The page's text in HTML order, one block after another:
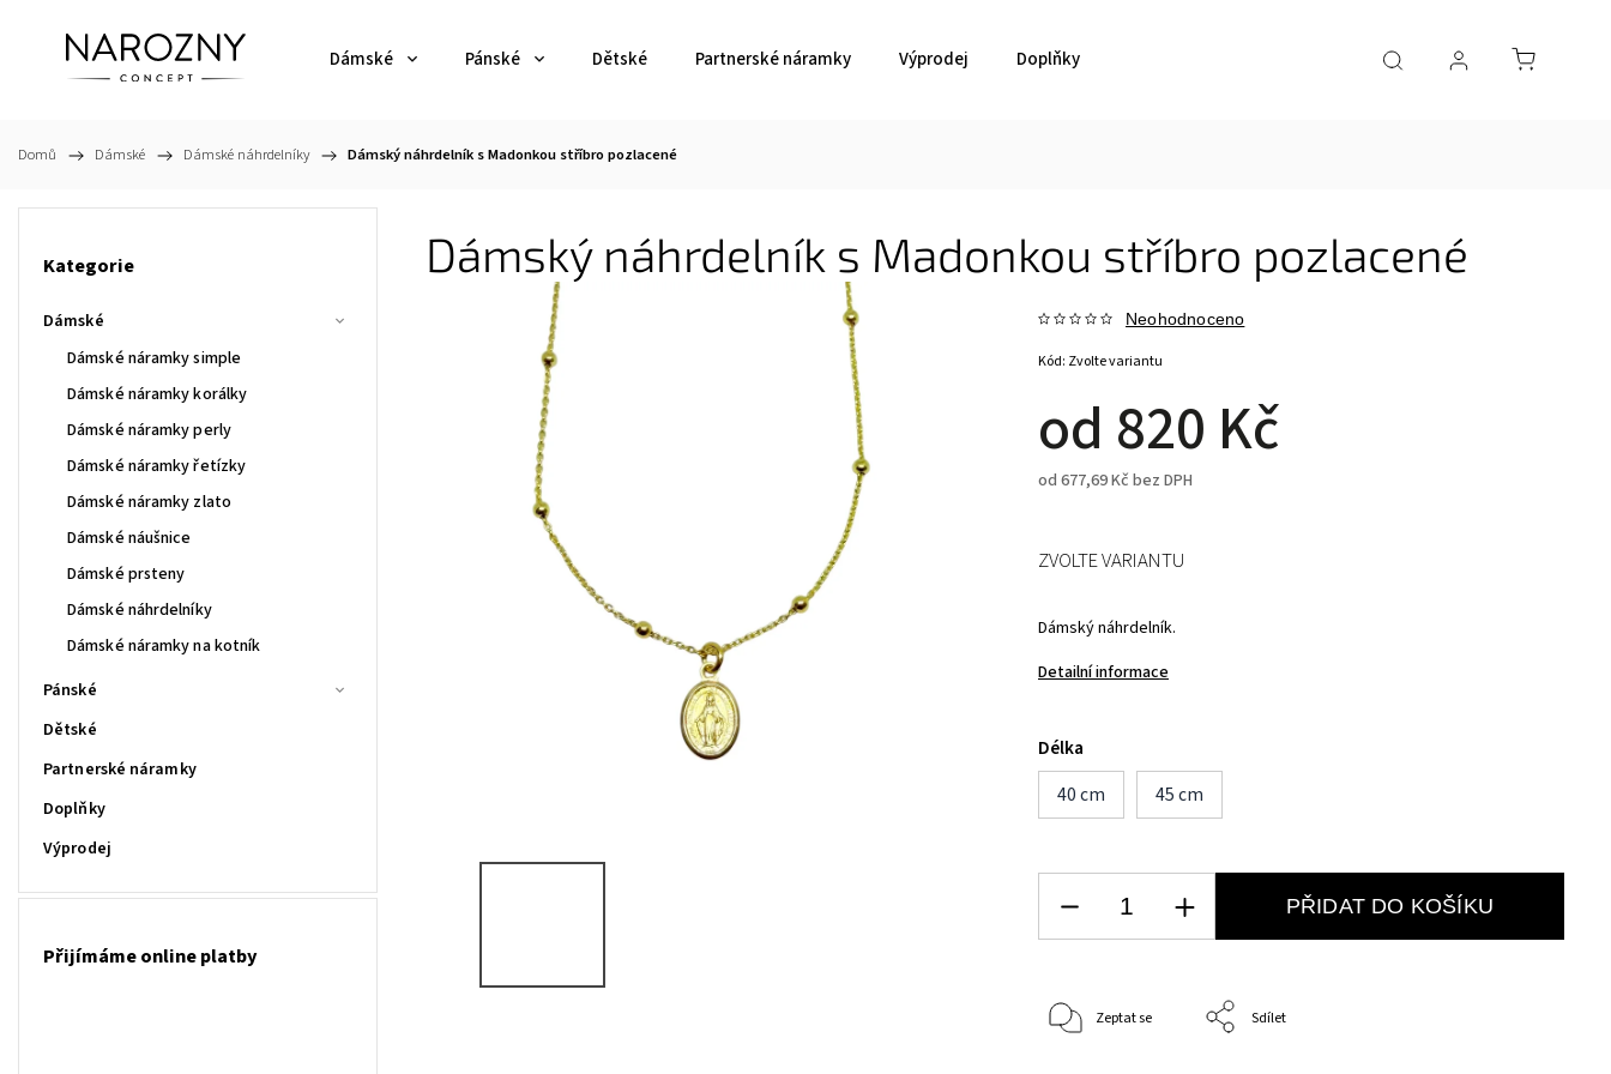
Dámské Pánské Dětské Partnerské náramky Výprodej Doplňky
Domů / Dámské / Dámské náhrdelníky / Dámský náhrdelník s Madonkou stříbro pozlacené
Kategorie
Dámské
Dámské náramky simple
Dámské náramky korálky
Dámské náramky perly
Dámské náramky řetízky
Dámské náramky zlato
Dámské náušnice
Dámské prsteny
Dámské náhrdelníky
Dámské náramky na kotník
Pánské
Dětské
Partnerské náramky
Doplňky
Výprodej
Přijímáme online platby
Dámský náhrdelník s Madonkou stříbro pozlacené
Neohodnoceno
od 820 Kč
od 677,69 Kč bez DPH
Kód: Zvolte variantu
Dámský náhrdelník.
Detailní informace
Délka
40 cm
45 cm
ZVOLTE VARIANTU
PŘIDAT DO KOŠÍKU
Zeptat se Sdílet